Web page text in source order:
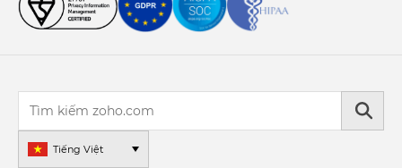
Tiếng Việt